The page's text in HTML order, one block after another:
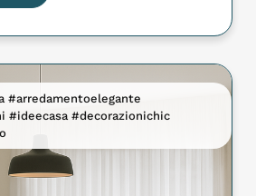
#arredamentoelegante
#ideecasa #decorazionichic